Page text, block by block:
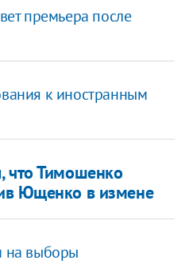
премьера после
к иностранным
что Тимошенко
Ющенко в измене
на выборы